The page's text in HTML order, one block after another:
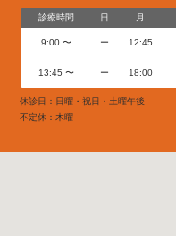
診療時間 日 月
9:00 〜 ー 12:45
13:45 〜 ー 18:00
休診日：日曜・祝日・土曜午後
不定休：木曜